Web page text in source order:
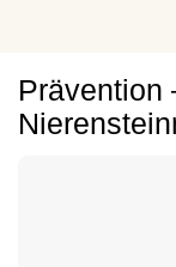
Prävention